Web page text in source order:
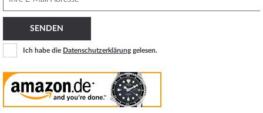
SENDEN
Ich habe die Datenschutzerklärung gelesen.